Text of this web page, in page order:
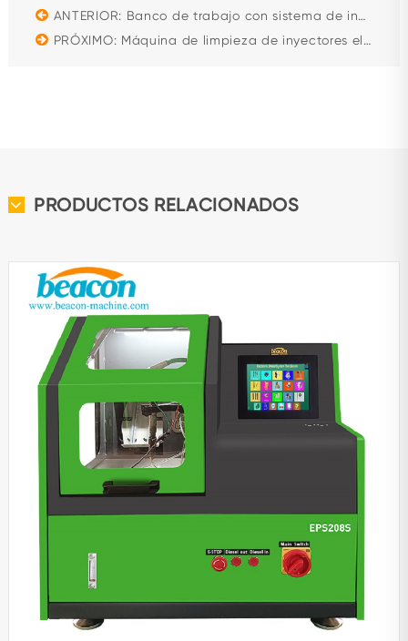
ANTERIOR: Banco de trabajo con sistema de inspección ESD fijo de alta calidad BT-G, banco de trabajo ajustable antiestático, estación de trabajo personalizada
PRÓXIMO: Máquina de limpieza de inyectores eléctricos BC-2H, limpiador y probador de inyectores
PRODUCTOS RELACIONADOS